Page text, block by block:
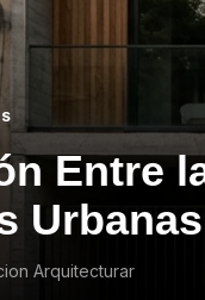
Entre
Arquitecturar